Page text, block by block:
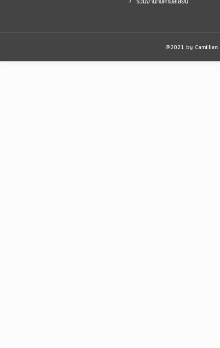
@2021 by